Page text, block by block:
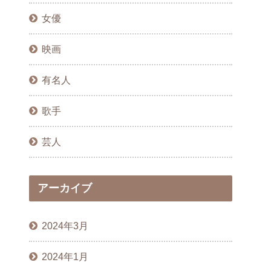
女優
映画
有名人
歌手
芸人
アーカイブ
2024年3月
2024年1月